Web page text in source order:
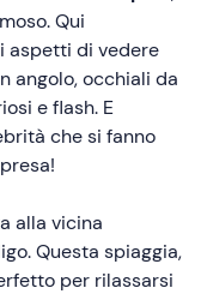
Qui
aspetti di vedere
angolo, occhiali da
e flash. E
che si fanno
alla vicina
Questa spiaggia,
per rilassarsi